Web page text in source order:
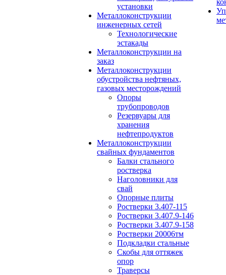
установки
Металлоконструкции
инженерных сетей
Технологические
эстакады
Металлоконструкции на
заказ
Металлоконструкции
обустройства нефтяных,
газовых месторождений
Опоры
трубопроводов
Резервуары для
хранения
нефтепродуктов
Металлоконструкции
свайных фундаментов
Балки стального
ростверка
Наголовники для
свай
Опорные плиты
Ростверки 3.407-115
Ростверки 3.407.9-146
Ростверки 3.407.9-158
Ростверки 20006тм
Подкладки стальные
Скобы для оттяжек
опор
Траверсы